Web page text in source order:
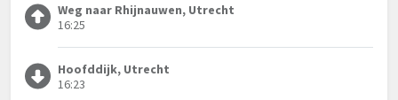
Weg naar Rhijnauwen, Utrecht
16:25
Hoofddijk, Utrecht
16:23